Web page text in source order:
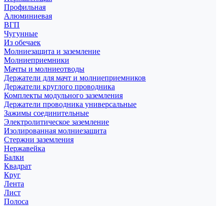
Профильная
Алюминиевая
ВГП
Чугунные
Из обечаек
Молниезащита и заземление
Молниеприемники
Мачты и молниеотводы
Держатели для мачт и молниеприемников
Держатели круглого проводника
Комплекты модульного заземления
Держатели проводника универсальные
Зажимы соединительные
Электролитическое заземление
Изолированная молниезащита
Стержни заземления
Нержавейка
Балки
Квадрат
Круг
Лента
Лист
Полоса